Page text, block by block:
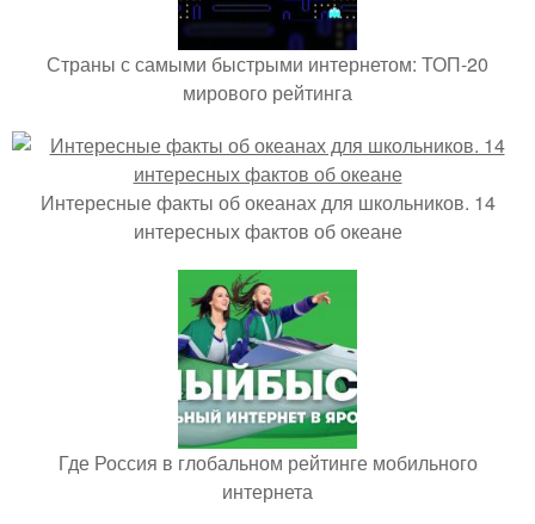
Страны с самыми быстрыми интернетом: ТОП-20
мирового рейтинга
Интересные факты об океанах для школьников. 14
интересных фактов об океане
Где Россия в глобальном рейтинге мобильного
интернета